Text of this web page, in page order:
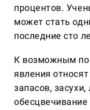
процентов.
может стать
последние сто
К возможным
явления
запасов,